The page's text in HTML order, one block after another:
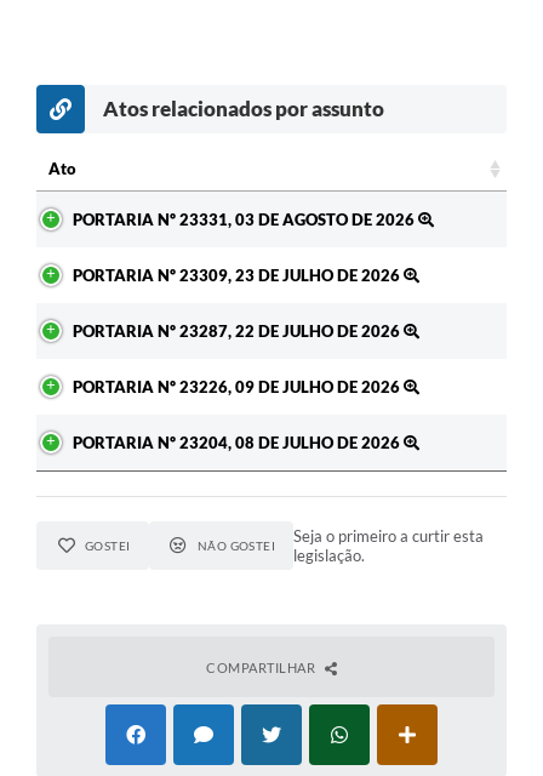
Atos relacionados por assunto
Ato
PORTARIA Nº 23331, 03 DE AGOSTO DE 2026
PORTARIA Nº 23309, 23 DE JULHO DE 2026
PORTARIA Nº 23287, 22 DE JULHO DE 2026
PORTARIA Nº 23226, 09 DE JULHO DE 2026
PORTARIA Nº 23204, 08 DE JULHO DE 2026
GOSTEI NÃO GOSTEI
Seja o primeiro a curtir esta
legislação.
COMPARTILHAR